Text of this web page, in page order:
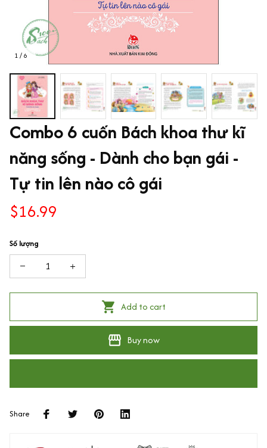
1 / 6
Combo 6 cuốn Bách khoa thư kĩ
năng sống - Dành cho bạn gái -
Tự tin lên nào cô gái
$16.99
Số lượng
Add to cart
Buy now
Share